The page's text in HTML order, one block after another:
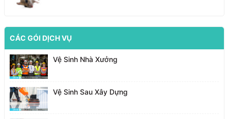
CÁC GÓI DỊCH VỤ
Vệ Sinh Nhà Xưởng
Vệ Sinh Sau Xây Dựng